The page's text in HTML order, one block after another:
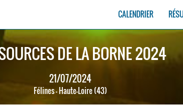
CALENDRIER
DE LA BORNE 2024
21/07/2024
Félines - Haute-Loire (43)